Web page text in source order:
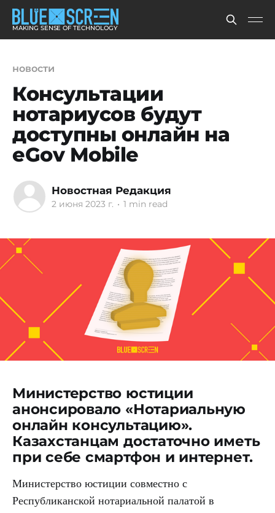
MAKING SENSE OF TECHNOLOGY
новости
Консультации
нотариусов будут
доступны онлайн на
eGov Mobile
Новостная Редакция
2 июня 2023 г. • 1 min read
Министерство юстиции
анонсировало «Нотариальную
онлайн консультацию».
Казахстанцам достаточно иметь
при себе смартфон и интернет.
Министерство юстиции совместно с
Республиканской нотариальной палатой в